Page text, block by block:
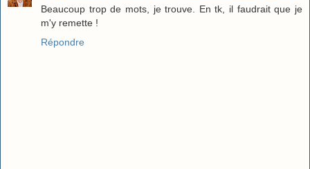
Beaucoup trop de mots, je trouve. En tk, il faudrait que je
m'y remette !
Répondre